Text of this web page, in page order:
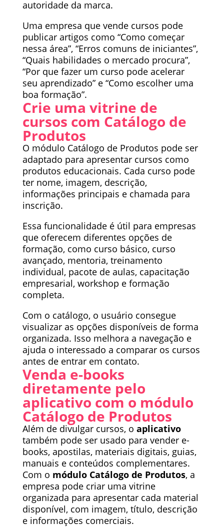
autoridade da marca.
Uma empresa que vende cursos pode
publicar artigos como “Como começar
nessa área”, “Erros comuns de iniciantes”,
“Quais habilidades o mercado procura”,
“Por que fazer um curso pode acelerar
seu aprendizado” e “Como escolher uma
boa formação”.
Crie uma vitrine de
cursos com Catálogo de
Produtos
O módulo Catálogo de Produtos pode ser
adaptado para apresentar cursos como
produtos educacionais. Cada curso pode
ter nome, imagem, descrição,
informações principais e chamada para
inscrição.
Essa funcionalidade é útil para empresas
que oferecem diferentes opções de
formação, como curso básico, curso
avançado, mentoria, treinamento
individual, pacote de aulas, capacitação
empresarial, workshop e formação
completa.
Com o catálogo, o usuário consegue
visualizar as opções disponíveis de forma
organizada. Isso melhora a navegação e
ajuda o interessado a comparar os cursos
antes de entrar em contato.
Venda e-books
diretamente pelo
aplicativo com o módulo
Catálogo de Produtos
Além de divulgar cursos, o aplicativo
também pode ser usado para vender e-
books, apostilas, materiais digitais, guias,
manuais e conteúdos complementares.
Com o módulo Catálogo de Produtos, a
empresa pode criar uma vitrine
organizada para apresentar cada material
disponível, com imagem, título, descrição
e informações comerciais.